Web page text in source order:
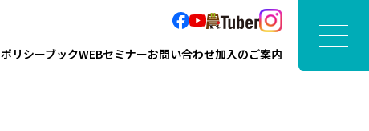
ポリシーブックWEBセミナーお問い合わせ加入のご案内